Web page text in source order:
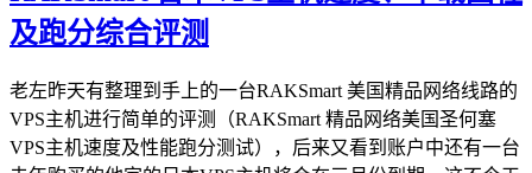
及跑分综合评测
老左昨天有整理到手上的一台RAKSmart 美国精品网络线路的
VPS主机进行简单的评测（RAKSmart 精品网络美国圣何塞
VPS主机速度及性能跑分测试），后来又看到账户中还有一台